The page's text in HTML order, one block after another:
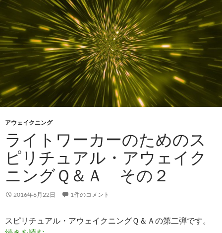
アウェイクニング
ライトワーカーのためのス
ピリチュアル・アウェイク
ニングＱ＆Ａ その２
2016年6月22日 1件のコメント
スピリチュアル・アウェイクニングＱ＆Ａの第二弾です。